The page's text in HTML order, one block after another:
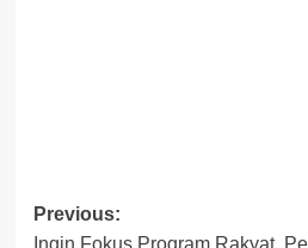
Post
Previous: